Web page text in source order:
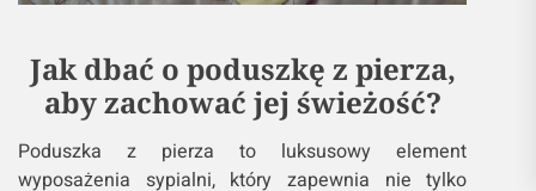
Jak dbać o poduszkę z pierza,
aby zachować jej świeżość?
Poduszka z pierza to luksusowy element
wyposażenia sypialni, który zapewnia nie tylko